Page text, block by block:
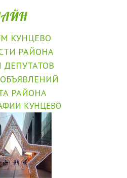
КУНЦЕВО
РАЙОНА
ДЕПУТАТОВ
РАЙОНА
КУНЦЕВО